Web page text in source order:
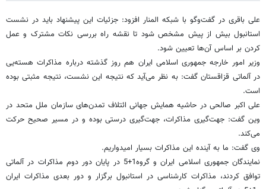
علی باقری در گفت‌وگو با شبکه المنار افزود: جزئیات این پیشنهاد باید در نشست
استانبول بیش از پیش مشخص شود تا نقشه راه بررسی نکات مشترک و عمل
کردن بر اساس آن‌ها تعیین شود.
وزیر امور خارجه جمهوری اسلامی ایران هم روز گذشته درباره مذاکرات هسته‌یی
در آلماتی قزاقستان گفت: به نظر می‌آید که نتیجه این نشست، نتیجه مثبتی بوده
است.
علی اکبر صالحی در حاشیه همایش جهانی ائتلاف تمدن‌های سازمان ملل متحد در
وین گفت: جهت‌گیری مذاکرات، جهت‌گیری درستی بوده و در مسیر صحیح حرکت
می‌کند.
وی گفت: ما به آینده این مذاکرات بسیار امیدواریم.
نمایندگان جمهوری اسلامی ایران و گروه1+5 در پایان دور دوم مذاکرات در آلماتی
توافق کردند، مذاکرات کارشناسی در استانبول برگزار و دور بعدی مذاکرات ایران